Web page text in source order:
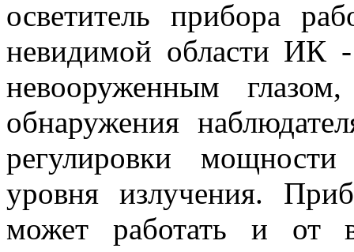
осветитель прибора
невидимой области ИК
невооруженным
обнаружения
регулировки
уровня излучения.
может работать и от